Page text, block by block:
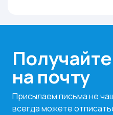
на почту
Присылаем письма не
всегда можете